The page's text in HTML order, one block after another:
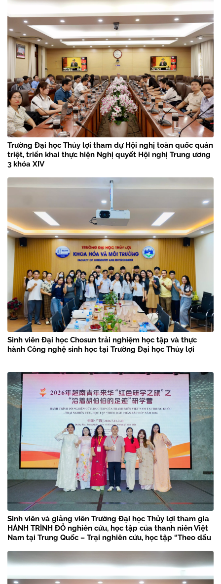
Trường Đại học Thủy lợi tham dự Hội nghị toàn quốc quán
triệt, triển khai thực hiện Nghị quyết Hội nghị Trung ương
3 khóa XIV
Sinh viên Đại học Chosun trải nghiệm học tập và thực
hành Công nghệ sinh học tại Trường Đại học Thủy lợi
Sinh viên và giảng viên Trường Đại học Thủy lợi tham gia
HÀNH TRÌNH ĐỎ nghiên cứu, học tập của thanh niên Việt
Nam tại Trung Quốc – Trại nghiên cứu, học tập “Theo dấu